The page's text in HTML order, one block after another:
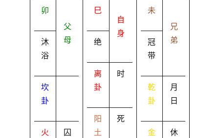
卯
沐
浴
父
母
坎
卦
火 囚
巳
绝
自
身
离
卦
时
阳
土
死
未
冠
带
兄
弟
乾
卦
月
日
金 休